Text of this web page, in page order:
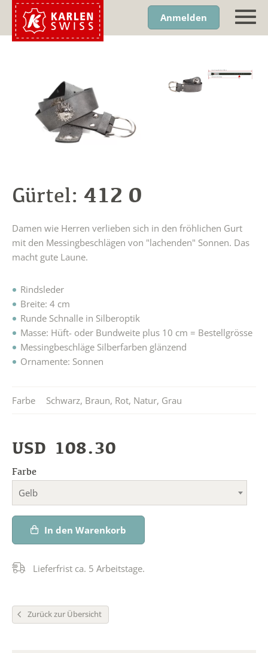
Anmelden
Gürtel: 412 0
Damen wie Herren verlieben sich in den fröhlichen Gurt
mit den Messingbeschlägen von "lachenden" Sonnen. Das
macht gute Laune.
Rindsleder
Breite: 4 cm
Runde Schnalle in Silberoptik
Masse: Hüft- oder Bundweite plus 10 cm = Bestellgrösse
Messingbeschläge Silberfarben glänzend
Ornamente: Sonnen
Farbe Schwarz, Braun, Rot, Natur, Grau
USD 108.30
Farbe
Gelb
In den Warenkorb
Lieferfrist ca. 5 Arbeitstage.
Zurück zur Übersicht